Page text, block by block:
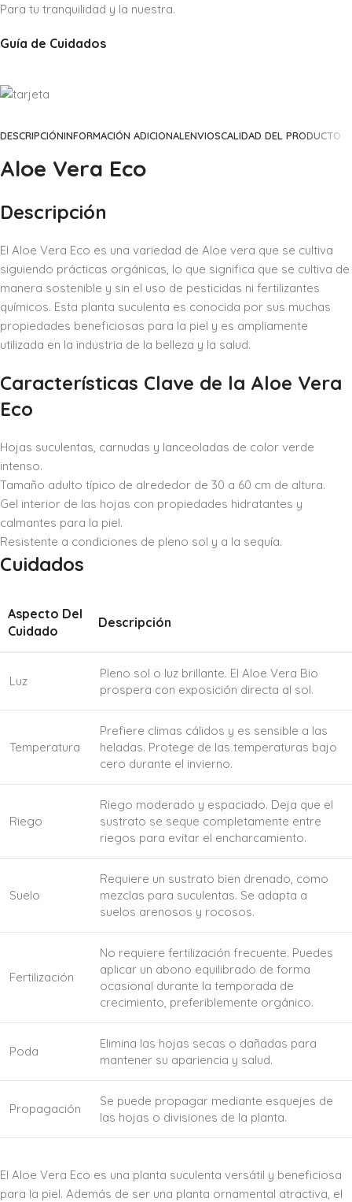
Para tu tranquilidad y la nuestra.
Guía de Cuidados
DESCRIPCIÓNINFORMACIÓN ADICIONALENVIOSCALIDAD DEL PRODUCTO
Aloe Vera Eco
Descripción
El Aloe Vera Eco es una variedad de Aloe vera que se cultiva
siguiendo prácticas orgánicas, lo que significa que se cultiva de
manera sostenible y sin el uso de pesticidas ni fertilizantes
químicos. Esta planta suculenta es conocida por sus muchas
propiedades beneficiosas para la piel y es ampliamente
utilizada en la industria de la belleza y la salud.
Características Clave de la Aloe Vera
Eco
Hojas suculentas, carnudas y lanceoladas de color verde
intenso.
Tamaño adulto típico de alrededor de 30 a 60 cm de altura.
Gel interior de las hojas con propiedades hidratantes y
calmantes para la piel.
Resistente a condiciones de pleno sol y a la sequía.
Cuidados
Aspecto Del
Cuidado
Descripción
Luz
Pleno sol o luz brillante. El Aloe Vera Bio
prospera con exposición directa al sol.
Temperatura
Prefiere climas cálidos y es sensible a las
heladas. Protege de las temperaturas bajo
cero durante el invierno.
Riego
Riego moderado y espaciado. Deja que el
sustrato se seque completamente entre
riegos para evitar el encharcamiento.
Suelo
Requiere un sustrato bien drenado, como
mezclas para suculentas. Se adapta a
suelos arenosos y rocosos.
Fertilización
No requiere fertilización frecuente. Puedes
aplicar un abono equilibrado de forma
ocasional durante la temporada de
crecimiento, preferiblemente orgánico.
Poda
Elimina las hojas secas o dañadas para
mantener su apariencia y salud.
Propagación
Se puede propagar mediante esquejes de
las hojas o divisiones de la planta.
El Aloe Vera Eco es una planta suculenta versátil y beneficiosa
para la piel. Además de ser una planta ornamental atractiva, el